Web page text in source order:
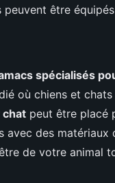
peuvent être
spécialisés
où chiens et
chat peut être placé
avec des matériaux
de votre animal